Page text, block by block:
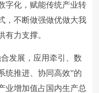
字化，赋能传统产业转
，不断做强做优做大我
有力支撑。
发展，应用牵引、数
统推进、协同高效”的
业增加值占国内生产总